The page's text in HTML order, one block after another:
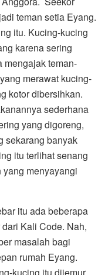
teman setia Eyang.
itu. Kucing-kucing
karena sering
mengajak teman-
merawat kucing-
kotor dibersihkan.
sederhana
yang digoreng,
sekarang banyak
itu terlihat senang
yang menyayangi
itu ada beberapa
Kali Code. Nah,
masalah bagi
rumah Eyang.